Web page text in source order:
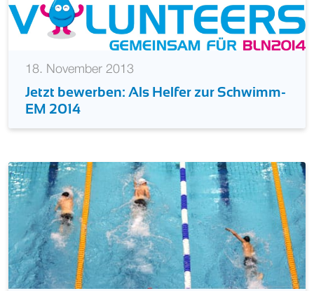
18. November 2013
Jetzt bewerben: Als Helfer zur Schwimm-
EM 2014